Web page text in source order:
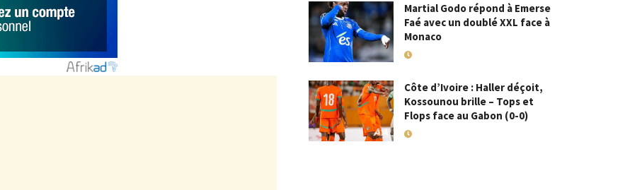
Martial Godo répond à Emerse
Faé avec un doublé XXL face à
Monaco
Côte d’Ivoire : Haller déçoit,
Kossounou brille – Tops et
Flops face au Gabon (0-0)